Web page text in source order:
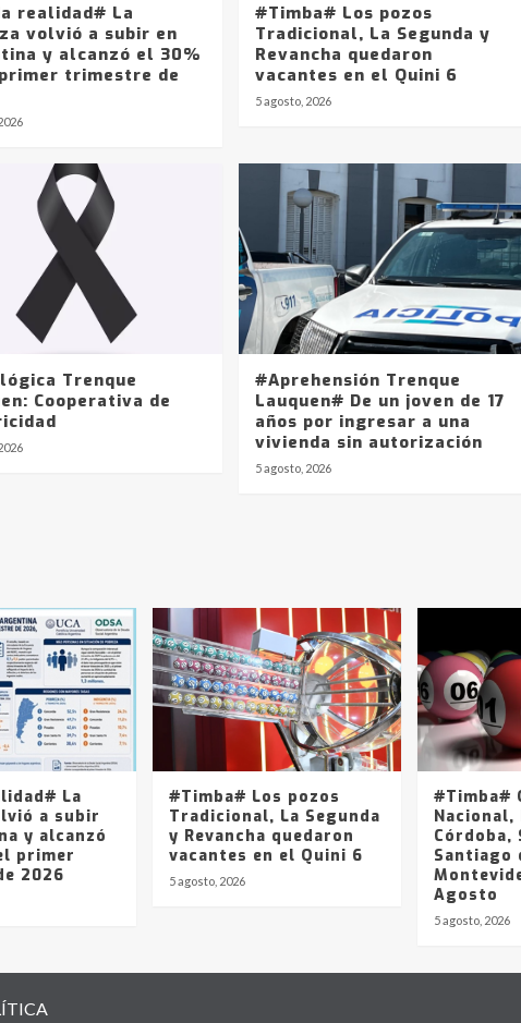
realidad# La
volvió a subir en
y alcanzó el 30%
trimestre de
#Timba# Los pozos
Tradicional, La Segunda y
Revancha quedaron
vacantes en el Quini 6
5 agosto, 2026
Trenque
Cooperativa de
#Aprehensión Trenque
Lauquen# De un joven de 17
años por ingresar a una
vivienda sin autorización
5 agosto, 2026
La
a subir
y alcanzó
primer
2026
#Timba# Los pozos
Tradicional, La Segunda
y Revancha quedaron
vacantes en el Quini 6
5 agosto, 2026
#Timba#
Nacional,
Córdoba,
Santiago
Agosto
5 agosto, 2026